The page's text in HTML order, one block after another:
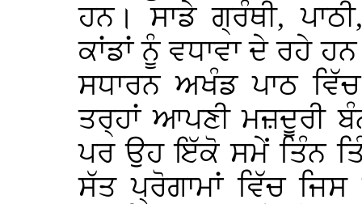
ਹਨ। ਸਾਡੇ ਗ੍ਰੰਥੀ,
ਕਾਂਡਾਂ ਨੂੰ ਵਧਾਵਾ ਦੇ ਰਹੇ
ਸਧਾਰਨ ਅਖੰਡ ਪਾਠ ਵਿੱਚ
ਤਰ੍ਹਾਂ ਆਪਣੀ ਮਜ਼ਦੂਰੀ
ਪਰ ਉਹ ਇੱਕੋ ਸਮੇਂ ਤਿੰਨ
ਸੱਤ ਪ੍ਰੋਗਾਮਾਂ ਵਿੱਚ